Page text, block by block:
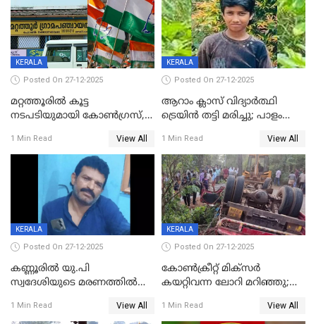
KERALA
Posted On 27-12-2025
മറ്റത്തൂരിൽ കൂട്ട
നടപടിയുമായി കോണ്‍ഗ്രസ്,
എട്ട് പേര്‍ ഉള്‍പ്പെടെ
പത്തുപേരെ പുറത്താക്കി,
ചൊവ്വന്നൂരിലും നടപടി
1 Min Read View All
KERALA
Posted On 27-12-2025
ആറാം ക്ലാസ് വിദ്യാർത്ഥി
ട്രെയിൻ തട്ടി മരിച്ചു; പാളം
അപകടം മലപ്പുറത്ത്
1 Min Read View All
KERALA
Posted On 27-12-2025
കണ്ണൂരിൽ യു.പി
സ്വദേശിയുടെ മരണത്തിൽ
കേസ്; തർക്കമുണ്ടായത്
1 Min Read View All
KERALA
Posted On 27-12-2025
കോണ്‍ക്രീറ്റ് മിക്‌സര്‍
കയറ്റിവന്ന ലോറി മറിഞ്ഞു;
അപകടം കണ്ണൂരിൽ
1 Min Read View All